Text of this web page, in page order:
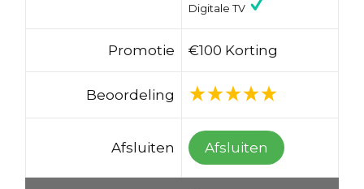
Digitale TV
Promotie €100 Korting
Beoordeling
Afsluiten Afsluiten